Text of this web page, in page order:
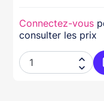
au panier
Connectez-vous
consulter les prix

